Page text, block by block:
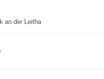
an der Leitha